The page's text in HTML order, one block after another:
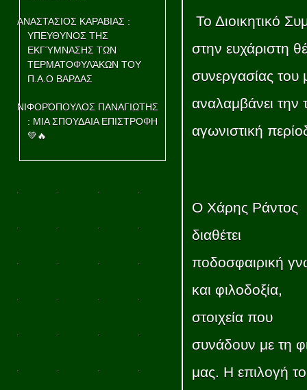
ΑΝΑΣΤΑΣΙΟΣ ΚΑΡΑΒΙΑΣ :
ΥΠΕΥΘΥΝΟΣ ΤΗΣ
ΕΚΓΎΜΝΑΣΗΣ ΤΩΝ
ΤΕΡΜΑΤΟΦΥΛΆΚΩΝ ΤΟΥ
Π.Α.Ο ΒΑΡΔΑΣ
ΝΙΦΟΡΌΠΟΥΛΟΣ ΠΑΝΑΓΙΩΤΗΣ
: ΜΙΑ ΣΠΟΥΔΑΙΑ ΕΠΙΣΤΡΟΦΗ
💚🔥
Το Διοικητικό
στην ευχάριστη
συνεργασίας
αναλαμβάνει την
αγωνιστική
Ο Χάρης Ράντος
διαθέτει
ποδοσφαιρική
και φιλοδοξία,
στοιχεία που
συνάδουν με τη
μας. Η επιλογή